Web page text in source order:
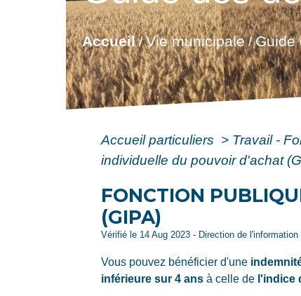
Accueil/Vie municipale/Guide
Accueil particuliers > Travail -
individuelle du pouvoir d'achat
FONCTION
(GIPA)
Vérifié le 14 Aug 2023 - Direction de
Vous pouvez bénéficier d'une
inférieure sur 4 ans à celle de l'indice